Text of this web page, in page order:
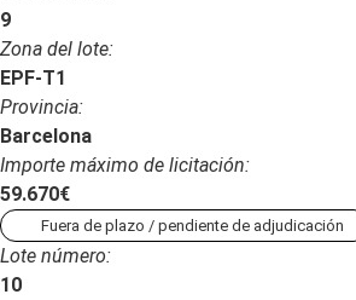
9
Zona del lote:
EPF-T1
Provincia:
Barcelona
Importe máximo de licitación:
59.670€
Fuera de plazo / pendiente de adjudicación
Lote número:
10